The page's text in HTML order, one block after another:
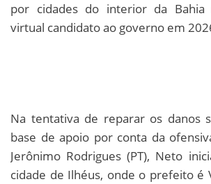
por cidades do interior da Bahia
virtual candidato ao governo em
Na tentativa de reparar os danos
base de apoio por conta da
Jerônimo Rodrigues (PT), Neto
cidade de Ilhéus, onde o prefeito é